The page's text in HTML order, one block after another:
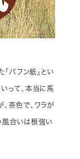
「バフン紙」とい
って、本当に馬
茶色で、ワラが
風合いは根強い